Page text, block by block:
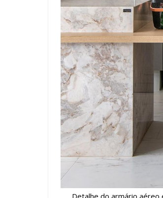
Detalhe do armário aéreo